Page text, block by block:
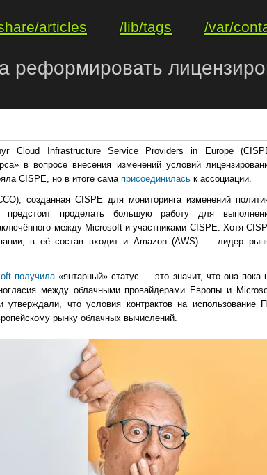
articles /lib/tags /var/
реформировать
Cloud Infrastructure Service Providers in Europe
в вопросе внесения изменений условий
CISPE, но в итоге сама присоединилась к ассоциации.
созданная CISPE для мониторинга изменений
предстоит проделать большую работу для
между Microsoft и участниками CISPE. Хотя
в её состав входит и Amazon (AWS) — лидер
получила«янтарный» статус — это значит, что она пока
между облачными провайдерами Европы и
что условия контрактов на использование
рынку облачных вычислений.